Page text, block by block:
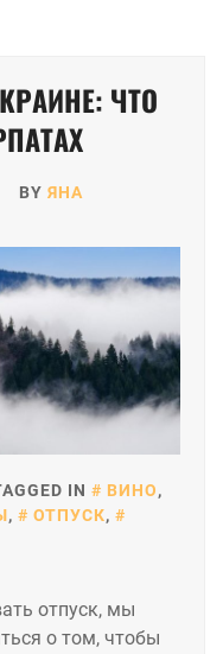
ЧТО
BY ЯНА
IN ВИНО,
, ОТПУСК,
отпуск, мы
о том, чтобы